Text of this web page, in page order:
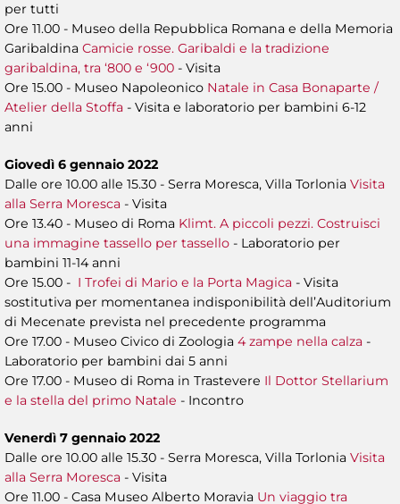
per tutti
Ore 11.00 - Museo della Repubblica Romana e della Memoria
Garibaldina Camicie rosse. Garibaldi e la tradizione
garibaldina, tra ‘800 e ‘900 - Visita
Ore 15.00 - Museo Napoleonico Natale in Casa Bonaparte /
Atelier della Stoffa - Visita e laboratorio per bambini 6-12
anni
Giovedì 6 gennaio 2022
Dalle ore 10.00 alle 15.30 - Serra Moresca, Villa Torlonia Visita
alla Serra Moresca - Visita
Ore 13.40 - Museo di Roma Klimt. A piccoli pezzi. Costruisci
una immagine tassello per tassello - Laboratorio per
bambini 11-14 anni
Ore 15.00 - I Trofei di Mario e la Porta Magica - Visita
sostitutiva per momentanea indisponibilità dell’Auditorium
di Mecenate prevista nel precedente programma
Ore 17.00 - Museo Civico di Zoologia 4 zampe nella calza -
Laboratorio per bambini dai 5 anni
Ore 17.00 - Museo di Roma in Trastevere Il Dottor Stellarium
e la stella del primo Natale - Incontro
Venerdì 7 gennaio 2022
Dalle ore 10.00 alle 15.30 - Serra Moresca, Villa Torlonia Visita
alla Serra Moresca - Visita
Ore 11.00 - Casa Museo Alberto Moravia Un viaggio tra